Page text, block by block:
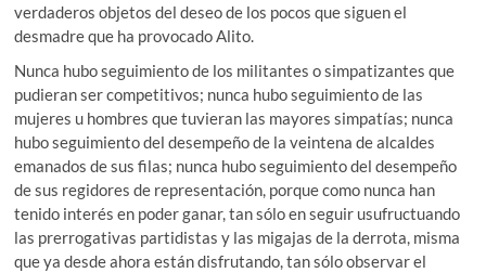
verdaderos objetos del deseo de los pocos que siguen el
desmadre que ha provocado Alito.
Nunca hubo seguimiento de los militantes o simpatizantes que
pudieran ser competitivos; nunca hubo seguimiento de las
mujeres u hombres que tuvieran las mayores simpatías; nunca
hubo seguimiento del desempeño de la veintena de alcaldes
emanados de sus filas; nunca hubo seguimiento del desempeño
de sus regidores de representación, porque como nunca han
tenido interés en poder ganar, tan sólo en seguir usufructuando
las prerrogativas partidistas y las migajas de la derrota, misma
que ya desde ahora están disfrutando, tan sólo observar el